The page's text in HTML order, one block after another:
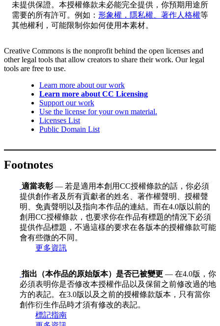
未提供保證。本授權條款未必能完全提供，你預期用途所
需要的所有許可。例如： 形象權，隱私權、著作人格權等
其他權利，可能限制你如何使用本素材。
Creative Commons is the nonprofit behind the open licenses and
other legal tools that allow creators to share their work. Our legal
tools are free to use.
Learn more about our work
Learn more about CC Licensing
Support our work
Use the license for your own material.
Licenses List
Public Domain List
Footnotes
適當表彰— 若是適用本創用CC授權條款的話，你必須
提供創作者及所有貢獻者的姓名、著作權聲明、授權聲
明、免責聲明以及指向本作品的連結。而在4.0版以前的
創用CC授權條款，也要求你在作品有標題的情況下必須
提供作品標題，不過這樣的要求在各版本的授權條款可能
會有些微的不同。
更多資訊
指出（本作品的原始版本）是否已被變更 — 在4.0版，你
必須表明你是否修改本授權作品以及保留之前修改過的地
方的表記。在3.0版以及之前的授權條款版本，只有當你
創作衍生作品時才須有修改的表記。
標記指南